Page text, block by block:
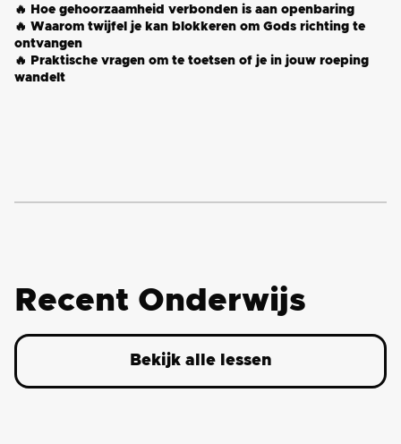
🔥 Hoe gehoorzaamheid verbonden is aan openbaring
🔥 Waarom twijfel je kan blokkeren om Gods richting te
ontvangen
🔥 Praktische vragen om te toetsen of je in jouw roeping
wandelt
Recent Onderwijs
Bekijk alle lessen